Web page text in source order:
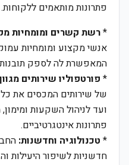
פתרונות מותאמים ללקוחות.
*רשת קשרים ומומחיות
אנשי מקצוע ומומחיות
המאפשרת לה לספק תובנות
* פורטפוליו שירותים
של שירותים המכסים את כל
ועד לניהול השקעות
פתרונות אינטגרטיביים.
* טכנולוגיה וחדשנות:
חדשניות לשיפור היעילות